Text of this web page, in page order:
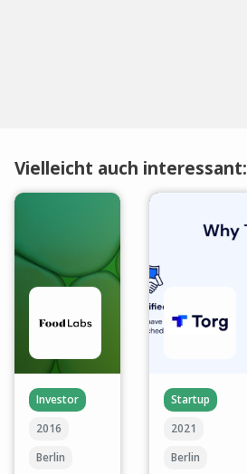
Vielleicht auch interessant:
Investor
2016
Berlin
Startup
2021
Berlin